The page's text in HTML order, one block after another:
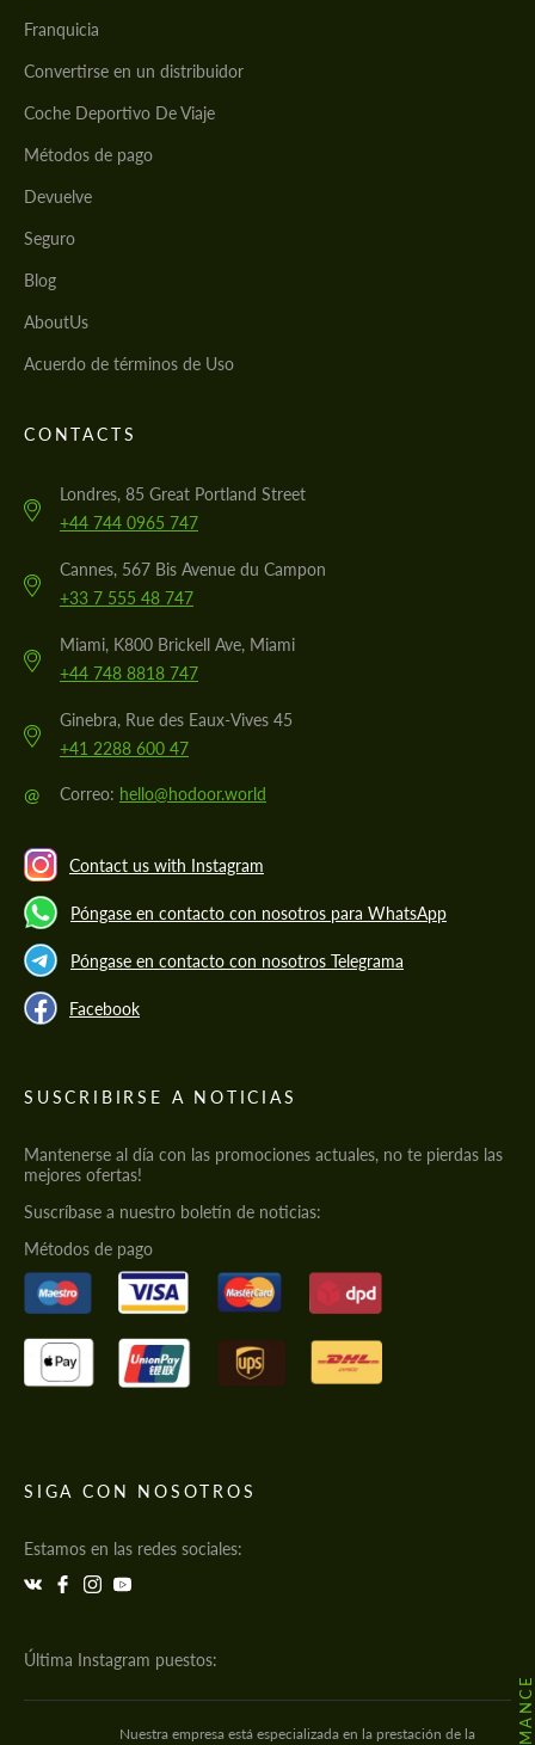
Franquicia
Convertirse en un distribuidor
Coche Deportivo De Viaje
Métodos de pago
Devuelve
Seguro
Blog
AboutUs
Acuerdo de términos de Uso
CONTACTS
Londres, 85 Great Portland Street
+44 744 0965 747
Cannes, 567 Bis Avenue du Campon
+33 7 555 48 747
Miami, K800 Brickell Ave, Miami
+44 748 8818 747
Ginebra, Rue des Eaux-Vives 45
+41 2288 600 47
@ Correo: hello@hodoor.world
Contact us with Instagram
Póngase en contacto con nosotros para WhatsApp
Póngase en contacto con nosotros Telegrama
Facebook
SUSCRIBIRSE A NOTICIAS
Mantenerse al día con las promociones actuales, no te pierdas las
mejores ofertas!
Suscríbase a nuestro boletín de noticias:
Métodos de pago
SIGA CON NOSOTROS
Estamos en las redes sociales:
Última Instagram puestos:
Nuestra empresa está especializada en la prestación de la